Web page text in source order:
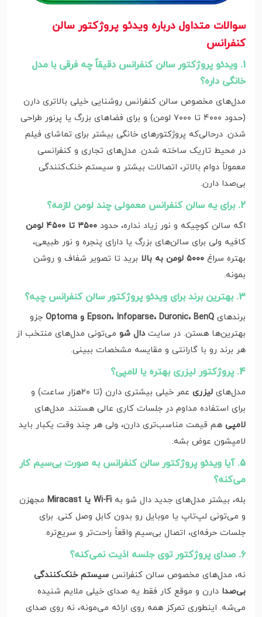
سوالات متداول درباره ویدئو پروژکتور سالن
کنفرانس
1. ویدئو پروژکتور سالن کنفرانس دقیقاً چه فرقی با مدل
خانگی داره؟
مدل‌های مخصوص سالن کنفرانس روشنایی خیلی بالاتری دارن
(حدود ۴۰۰۰ تا ۷۰۰۰ لومن) و برای فضاهای بزرگ یا پرنور طراحی
شدن. درحالی‌که پروژکتورهای خانگی بیشتر برای تماشای فیلم
در محیط تاریک ساخته شدن. مدل‌های تجاری و کنفرانسی
معمولاً دوام بالاتر، اتصالات بیشتر و سیستم خنک‌کنندگی
بی‌صدا دارن.
2. برای یه سالن کنفرانس معمولی چند لومن لازمه؟
اگه سالن کوچیکه و نور زیاد نداره، حدود ۳۵۰۰ تا ۴۵۰۰ لومن
کافیه ولی برای سالن‌های بزرگ یا دارای پنجره و نور طبیعی،
بهتره سراغ ۵۰۰۰ لومن به بالا
برید تا تصویر شفاف و روشن
بمونه.
3. بهترین برند برای ویدئو پروژکتور سالن کنفرانس چیه؟
برندهای Epson، Infoparse، Duronic، BenQ و Optoma
جزو
بهترین‌ها هستن. در سایتدال شو می‌تونی مدل‌های منتخب از
هر برند رو با گارانتی و مقایسه مشخصات ببینی.
4. پروژکتور لیزری بهتره یا لامپی؟
مدل‌های لیزری
عمر خیلی بیشتری دارن (تا ۲۰هزار ساعت) و
برای استفاده مداوم در جلسات کاری عالی‌ هستند. مدل‌های
لامپی هم قیمت مناسب‌تری دارن، ولی هر چند وقت یکبار باید
لامپشون عوض بشه.
5. آیا ویدئو پروژکتور سالن کنفرانس به صورت بی‌سیم کار
می‌کنه؟
بله، بیشتر مدل‌های جدید دال شو به Wi-Fi یا Miracast
مجهزن
و می‌تونی لپ‌تاپ یا موبایل رو بدون کابل وصل کنی. برای
جلسات حرفه‌ای، اتصال بی‌سیم واقعاً راحت‌تر و سریع‌تره.
6. صدای پروژکتور توی جلسه اذیت نمی‌کنه؟
نه، مدل‌های مخصوص سالن کنفرانس سیستم خنک‌کنندگی
بی‌صدا دارن و موقع کار فقط یه صدای خیلی ملایم شنیده
می‌شه. اینطوری تمرکز همه روی ارائه می‌مونه، نه روی صدای